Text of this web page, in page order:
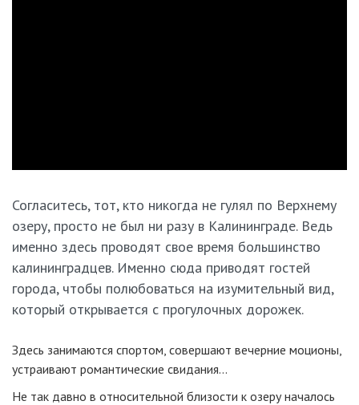
Согласитесь, тот, кто никогда не гулял по Верхнему
озеру, просто не был ни разу в Калининграде. Ведь
именно здесь проводят свое время большинство
калининградцев. Именно сюда приводят гостей
города, чтобы полюбоваться на изумительный вид,
который открывается с прогулочных дорожек.
Здесь занимаются спортом, совершают вечерние моционы,
устраивают романтические свидания…
Не так давно в относительной близости к озеру началось